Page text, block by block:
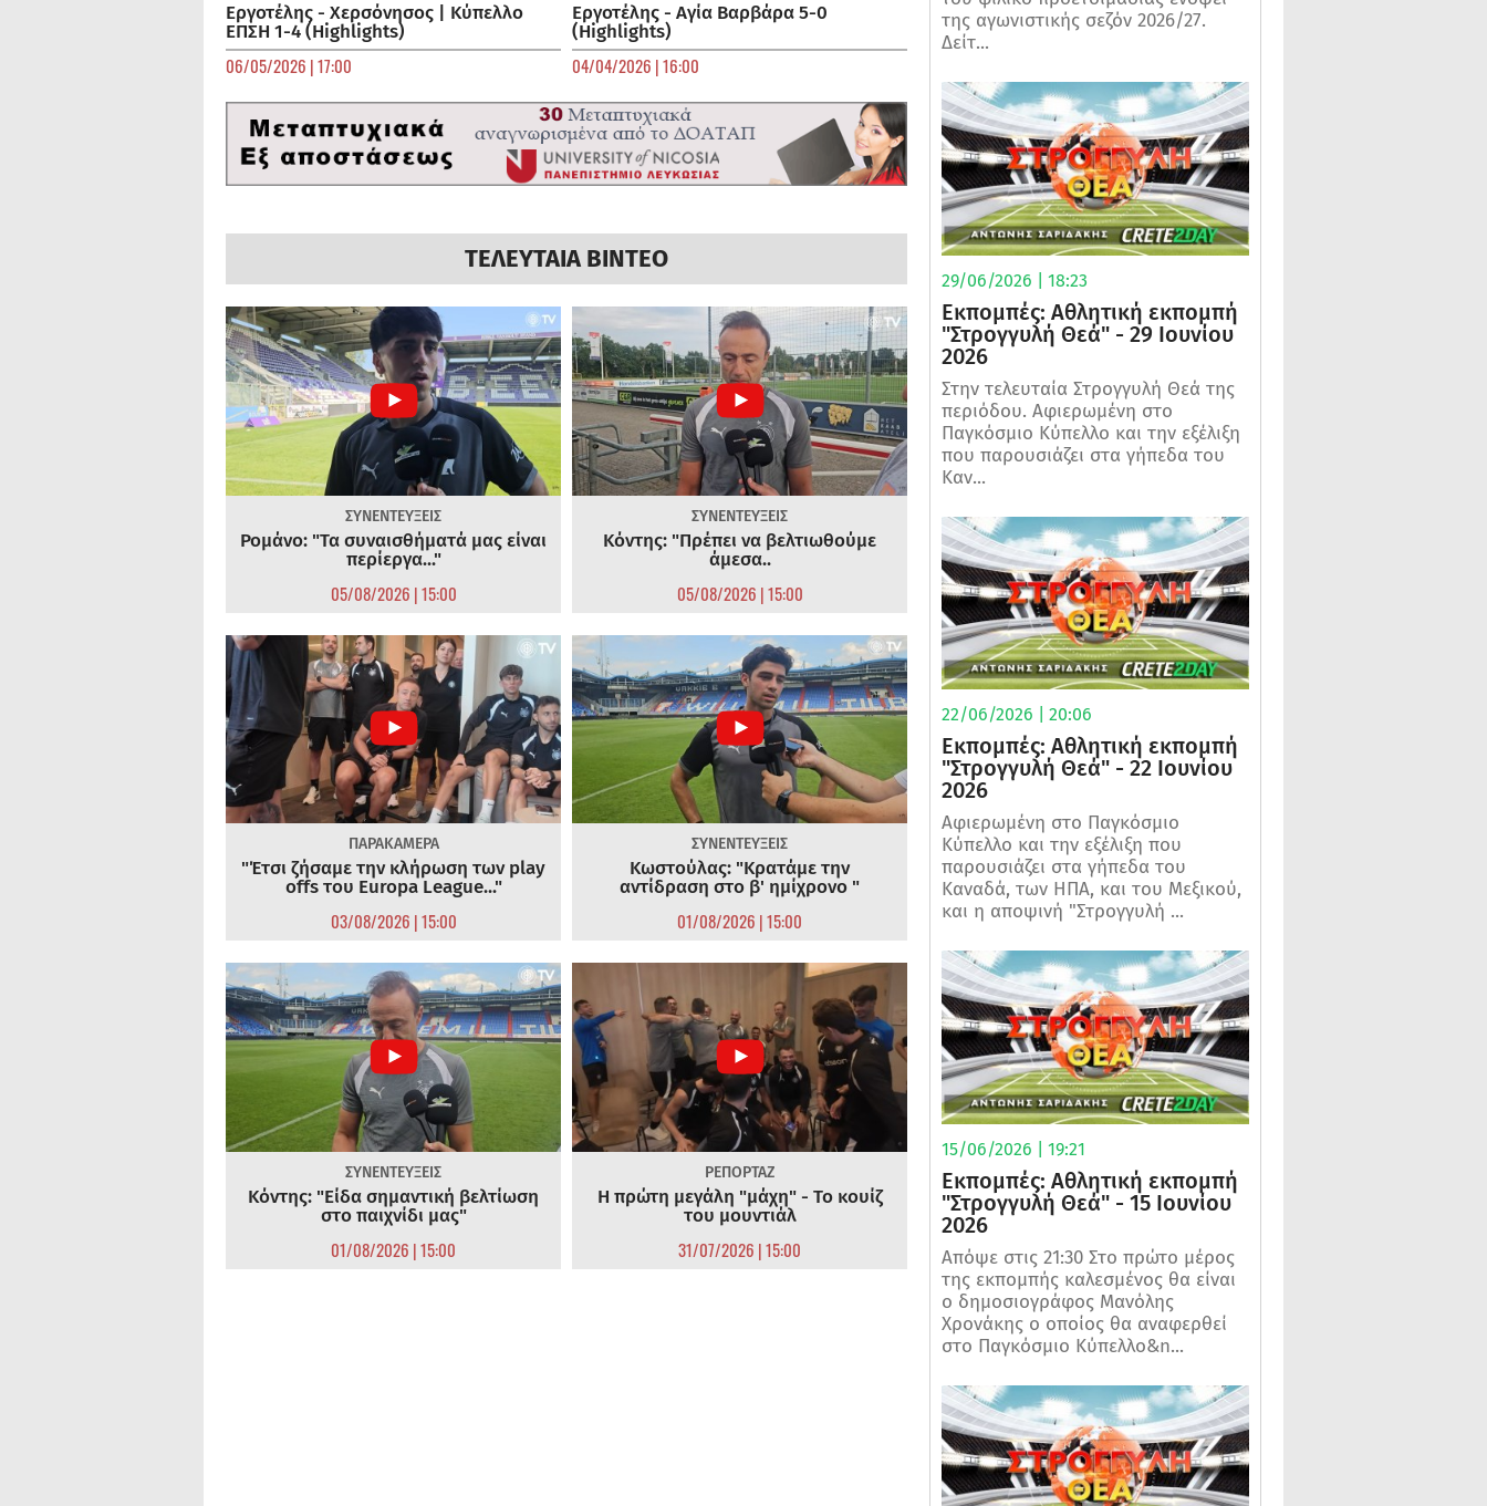
Εργοτέλης - Χερσόνησος | Κύπελλο
ΕΠΣΗ 1-4 (Highlights)
06/05/2026 | 17:00
Εργοτέλης - Αγία Βαρβάρα 5-0
(Highlights)
04/04/2026 | 16:00
ΤΕΛΕΥΤΑΙΑ ΒΙΝΤΕΟ
ΣΥΝΕΝΤΕΥΞΕΙΣ
Ρομάνο: "Τα συναισθήματά μας είναι
περίεργα..."
05/08/2026 | 15:00
ΣΥΝΕΝΤΕΥΞΕΙΣ
Κόντης: "Πρέπει να βελτιωθούμε
άμεσα..
05/08/2026 | 15:00
ΠΑΡΑΚΑΜΕΡΑ
"Έτσι ζήσαμε την κλήρωση των play
offs του Europa League..."
03/08/2026 | 15:00
ΣΥΝΕΝΤΕΥΞΕΙΣ
Κωστούλας: "Κρατάμε την
αντίδραση στο β' ημίχρονο "
01/08/2026 | 15:00
ΣΥΝΕΝΤΕΥΞΕΙΣ
Κόντης: "Είδα σημαντική βελτίωση
στο παιχνίδι μας"
01/08/2026 | 15:00
ΡΕΠΟΡΤΑΖ
Η πρώτη μεγάλη "μάχη" - Το κουίζ
του μουντιάλ
31/07/2026 | 15:00
της αγωνιστικής σεζόν 2026/27.
Δείτ...
29/06/2026 | 18:23
Εκπομπές: Αθλητική εκπομπή
"Στρογγυλή Θεά" - 29 Ιουνίου
2026
Στην τελευταία Στρογγυλή Θεά της
περιόδου. Αφιερωμένη στο
Παγκόσμιο Κύπελλο και την εξέλιξη
που παρουσιάζει στα γήπεδα του
Καν...
22/06/2026 | 20:06
Εκπομπές: Αθλητική εκπομπή
"Στρογγυλή Θεά" - 22 Ιουνίου
2026
Αφιερωμένη στο Παγκόσμιο
Κύπελλο και την εξέλιξη που
παρουσιάζει στα γήπεδα του
Καναδά, των ΗΠΑ, και του Μεξικού,
και η αποψινή "Στρογγυλή ...
15/06/2026 | 19:21
Εκπομπές: Αθλητική εκπομπή
"Στρογγυλή Θεά" - 15 Ιουνίου
2026
Απόψε στις 21:30 Στο πρώτο μέρος
της εκπομπής καλεσμένος θα είναι
ο δημοσιογράφος Μανόλης
Χρονάκης ο οποίος θα αναφερθεί
στο Παγκόσμιο Κύπελλο&n...